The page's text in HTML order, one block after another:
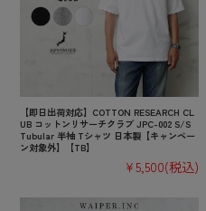
【即日出荷対応】COTTON RESEARCH CL
UB コットンリサーチクラブ JPC-002 S/S
Tubular 半袖 Tシャツ 日本製【キャンペー
ン対象外】【TB】
¥5,500(税込)